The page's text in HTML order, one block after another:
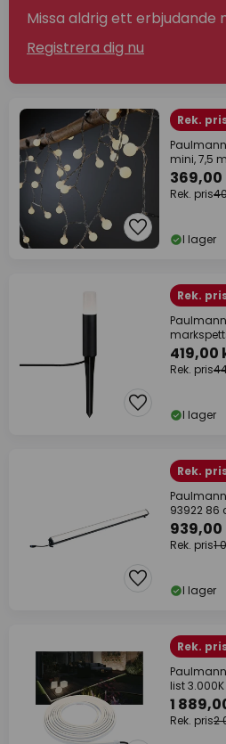
Missa aldrig ett erbjudande
Registrera dig nu
Rek.
mini, 7,5 m
369,00
Rek. pris
I lager
Rek.
419,00
Rek. pris
I lager
Rek.
93922 86
939,00
Rek. pris1
I lager
Rek.
list
1
Rek. pris2